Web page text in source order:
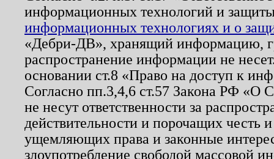
информационных технологий и
информационных технологиях и о
«Дебри-ДВ», хранящий информацию,
распространение информации не
основании ст.8 «Право на доступ к
Согласно пп.3,4,6 ст.57 Закона РФ «О
не несут ответственности за
действительности и порочащих честь
ущемляющих права и законные
злоупотребление свободой массовой